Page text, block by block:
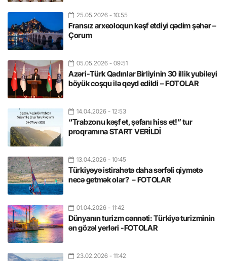
25.05.2026 - 10:55
Fransız arxeoloqun kəşf etdiyi qədim şəhər –
Çorum
05.05.2026 - 09:51
Azəri-Türk Qadınlar Birliyinin 30 illik yubileyi
böyük coşqu ilə qeyd edildi – FOTOLAR
14.04.2026 - 12:53
“Trabzonu kəşf et, şəfanı hiss et!” tur
proqramına START VERİLDİ
13.04.2026 - 10:45
Türkiyəyə istirahətə daha sərfəli qiymətə
necə getmək olar? – FOTOLAR
01.04.2026 - 11:42
Dünyanın turizm cənnəti: Türkiyə turizminin
ən gözəl yerləri -FOTOLAR
23.02.2026 - 11:42